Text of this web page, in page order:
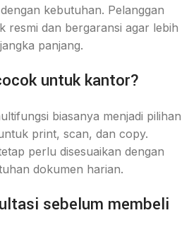
kebutuhan. Pelanggan
resmi dan bergaransi agar lebih
panjang.
untuk kantor?
biasanya menjadi pilihan
print, scan, dan copy.
perlu disesuaikan dengan
dokumen harian.
sebelum membeli